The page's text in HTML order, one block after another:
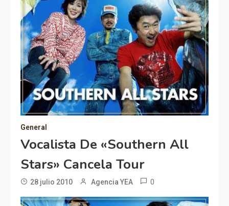
General
Vocalista De «Southern All
Stars» Cancela Tour
28 julio 2010 Agencia YEA 0